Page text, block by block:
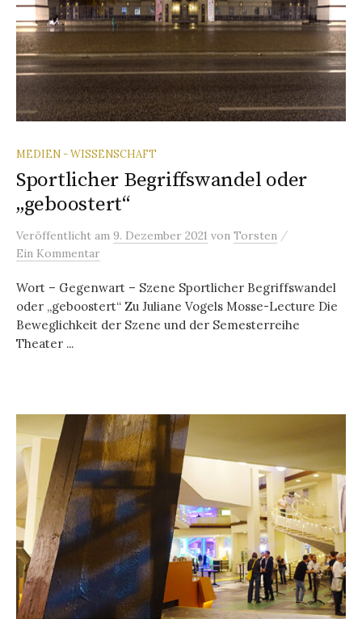
MEDIEN - WISSENSCHAFT
Sportlicher Begriffswandel oder
„geboostert“
Veröffentlicht am 9. Dezember 2021 von Torsten /
Ein Kommentar
Wort – Gegenwart – Szene Sportlicher Begriffswandel
oder „geboostert“ Zu Juliane Vogels Mosse-Lecture Die
Beweglichkeit der Szene und der Semesterreihe
Theater ...